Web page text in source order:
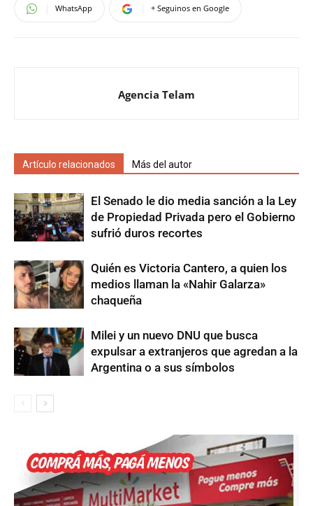
WhatsApp + Seguinos en Google
Agencia Telam
Artículo relacionados Más del autor
El Senado le dio media sanción a la Ley
de Propiedad Privada pero el Gobierno
sufrió duros recortes
Quién es Victoria Cantero, a quien los
medios llaman la «Nahir Galarza»
chaqueña
Milei y un nuevo DNU que busca
expulsar a extranjeros que agredan a la
Argentina o a sus símbolos